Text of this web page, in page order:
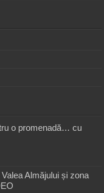
o promenadă… cu
Almăjului și zona